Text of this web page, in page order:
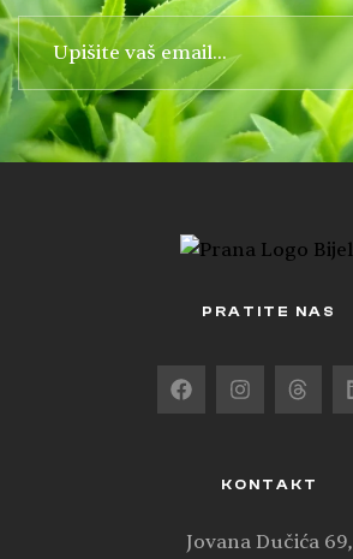
PRATITE NAS
KONTAKT
Jovana Dučića 69,